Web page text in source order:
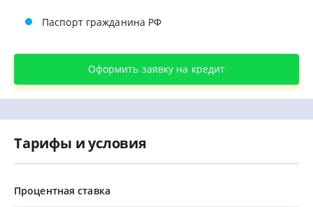
Паспорт гражданина РФ
Оформить заявку на кредит
Тарифы и условия
Процентная ставка